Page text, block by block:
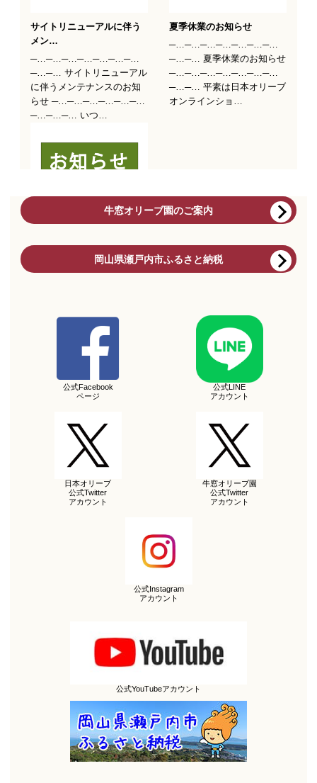
牛窓オリーブ園のご案内
岡山県瀬戸内市ふるさと納税
公式Facebook
ページ
公式LINE
アカウント
日本オリーブ
公式Twitter
アカウント
牛窓オリーブ園
公式Twitter
アカウント
公式Instagram
アカウント
公式YouTubeアカウント